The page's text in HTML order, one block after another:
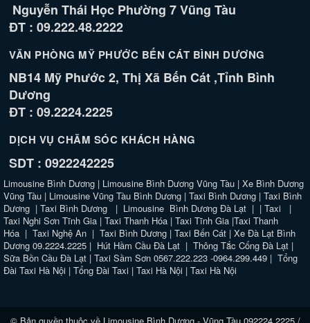
Nguyễn Thái Học Phường 7 Vũng Tàu
ĐT : 09.222.48.2222
VĂN PHÒNG MỸ PHƯỚC BẾN CÁT BÌNH DƯƠNG
NB14 Mỹ Phước 2, Thị Xã Bến Cát ,Tỉnh Bình
Dương
ĐT : 09.2224.2225
DỊCH VỤ CHĂM SÓC KHÁCH HÀNG
SDT : 0922242225
Limousine Bình Dương | Limousine Bình Dương Vũng Tàu | Xe Bình Dương
Vũng Tàu | Limousine Vũng Tàu Bình Dương | Taxi Bình Dương | Taxi Bình
Dương | Taxi Bình Dương | Limousine Bình Dương Đà Lạt | | Taxi
|
Taxi Nghi Sơn Tĩnh Gia | Taxi Thanh Hóa | Taxi Tĩnh Gia |Taxi Thanh
Hóa | Taxi Nghệ An | Taxi Bình Dương | Taxi Bến Cát | Xe Đà Lạt Bình
Dương 09.2224.2225 | Hút Hầm Cầu Đà Lạt | Thông Tắc Cống Đà Lạt |
Sữa Bồn Cầu Đà Lạt | Taxi Sầm Sơn 0567.222.223 -0964.299.449 | Tổng
Đài Taxi Hà Nội | Tổng Đài Taxi | Taxi Hà Nội | Taxi Hà Nội